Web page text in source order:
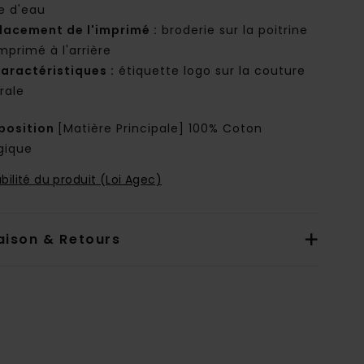
d'eau
de l'imprimé : broderie sur la poitrine
à l'arrière
: étiquette logo sur la couture
[Matière Principale] 100% Coton
du produit (Loi Agec)
& Retours